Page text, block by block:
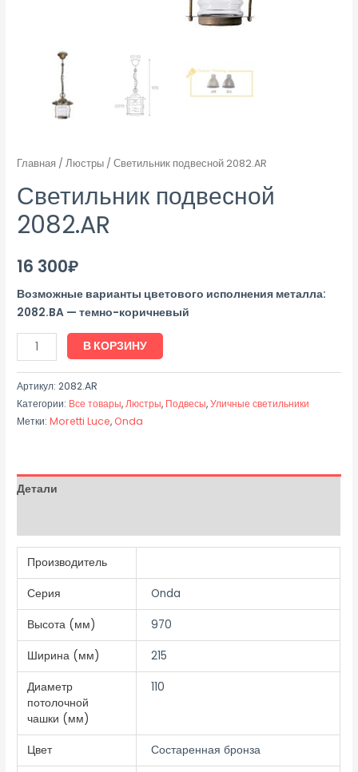
Главная /Люстры / Светильник подвесной 2082.AR
Светильник подвесной
2082.AR
16 300₽
Возможные варианты цветового исполнения металла:
2082.BA — темно-коричневый
В КОРЗИНУ
Артикул:2082.AR
Категории: Все товары,Люстры, Подвесы,Уличные светильники
Метки:Moretti Luce, Onda
Детали
Производитель
Серия Onda
Высота (мм) 970
Ширина (мм) 215
Диаметр
потолочной
чашки (мм)
110
Цвет Состаренная бронза